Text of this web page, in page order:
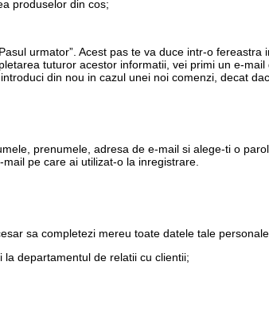
produselor din cos;
urmator”. Acest pas te va duce intr-o
tuturor acestor informatii, vei primi un e-
din nou in cazul unei noi comenzi, decat
prenumele, adresa de e-mail si alege-ti o
pe care ai utilizat-o la inregistrare.
sa completezi mereu toate datele tale
departamentul de relatii cu clientii;